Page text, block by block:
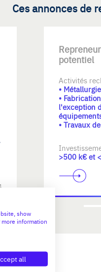
Ces annonces de
potentiel
Activités
• Métallurgie
•
l'exception
• Travaux
>500 k€ et
show
information
all